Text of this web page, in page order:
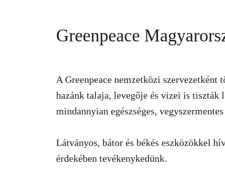
Greenpeace
A Greenpeace nemzetközi
hazánk talaja, levegője és vizei is tiszták
mindannyian egészséges,
Látványos, bátor és békés eszközökkel
érdekében tevékenykedünk.